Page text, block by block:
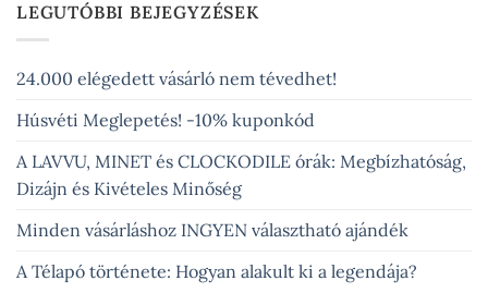
LEGUTÓBBI BEJEGYZÉSEK
24.000 elégedett vásárló nem tévedhet!
Húsvéti Meglepetés! -10% kuponkód
A LAVVU, MINET és CLOCKODILE órák: Megbízhatóság,
Dizájn és Kivételes Minőség
Minden vásárláshoz INGYEN választható ajándék
A Télapó története: Hogyan alakult ki a legendája?